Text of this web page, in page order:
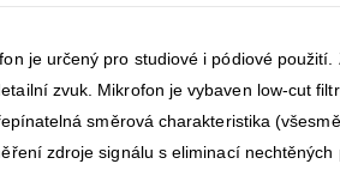
je určený pro studiové i pódiové
zvuk. Mikrofon je vybaven low-cut
směrová charakteristika
zdroje signálu s eliminací nechtěných